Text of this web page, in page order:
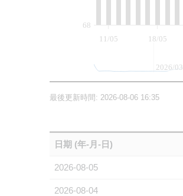
18/05
11/05
68
2026/03
最後更新時間: 2026-08-06 16:35
日期 (年-月-日)
2026-08-05
2026-08-04